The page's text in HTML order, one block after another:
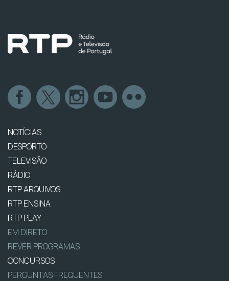
NOTÍCIAS
DESPORTO
TELEVISÃO
RÁDIO
RTP ARQUIVOS
RTP ENSINA
RTP PLAY
EM DIRETO
REVER PROGRAMAS
CONCURSOS
PERGUNTAS FREQUENTES